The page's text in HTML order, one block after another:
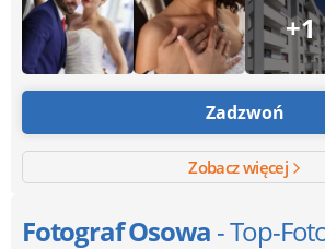
+1
Zadzwoń
Zobacz więcej
Fotograf Osowa - Top-